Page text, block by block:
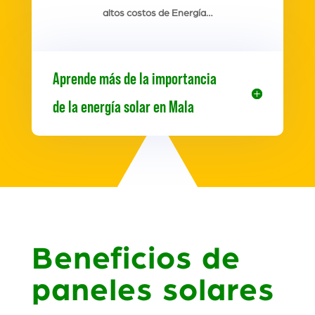
altos costos de Energía…
Aprende más de la importancia
de la energía solar en Mala
Beneficios de
paneles solares